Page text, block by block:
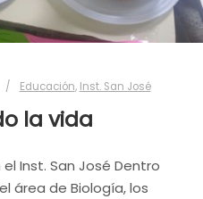
Educación, Inst. San José
la vida
Inst. San José Dentro
área de Biología, los